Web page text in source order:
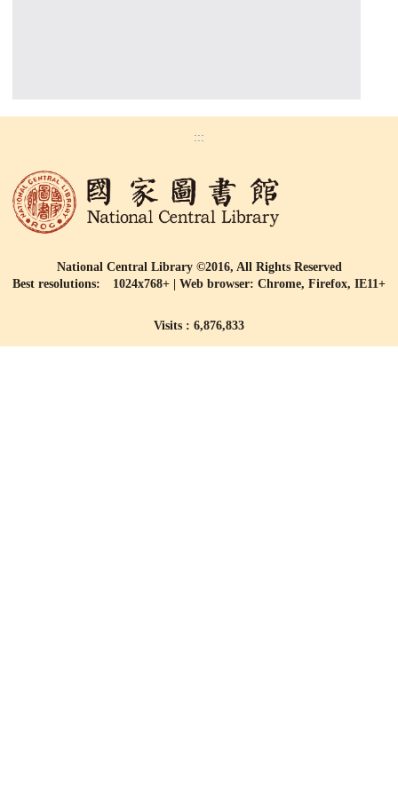
:::
National Central Library ©2016, All Rights Reserved
Best resolutions: 1024x768+ | Web browser: Chrome, Firefox, IE11+
Visits : 6,876,833